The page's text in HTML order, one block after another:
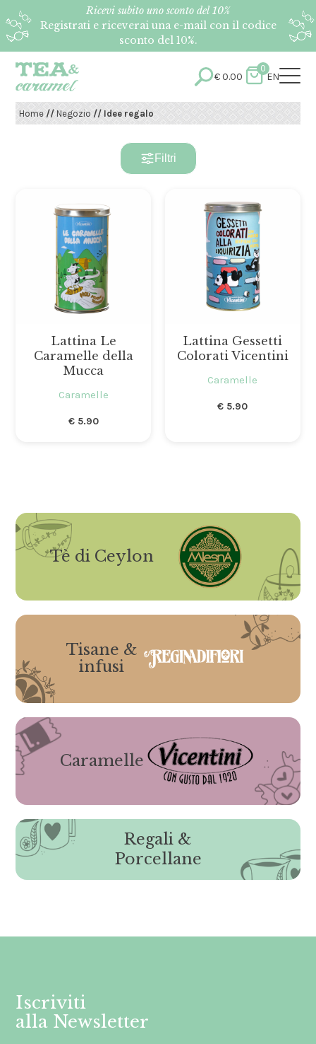
Ricevi subito uno sconto del 10%
Registrati e riceverai una e-mail con il codice
sconto del 10%.
€0.00
0
EN
Home//Negozio// Idee regalo
Filtri
Lattina Le
Caramelle della
Mucca
Caramelle
€5.90
Lattina Gessetti
Colorati Vicentini
Caramelle
€ 5.90
Tè di Ceylon
Tisane &
infusi
Caramelle
Regali &
Porcellane
Iscriviti
alla Newsletter